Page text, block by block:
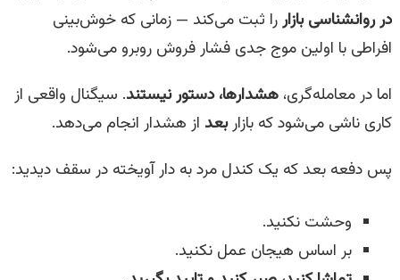
در روانشناسی بازاررا ثبت می‌کند — زمانی که خوش‌بینی
افراطی با اولین موج جدی فشار فروش روبرو می‌شود.
اما در معامله‌گری، هشدارها، دستور نیستند. سیگنال واقعی از
کاری ناشی می‌شود که بازاربعد از هشدار انجام می‌دهد.
پس دفعه بعد که یک کندل مرد به دار آویخته در سقف دیدید:
وحشت نکنید.
بر اساس هیجان عمل نکنید.